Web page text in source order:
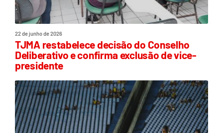
22 de junho de 2026
TJMA restabelece decisão do Conselho
Deliberativo e confirma exclusão de vice-
presidente